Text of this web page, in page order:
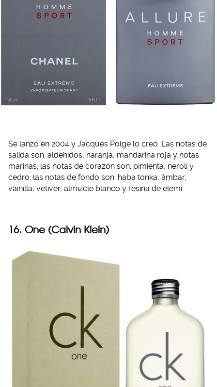
Se lanzó en 2004 y Jacques Polge lo creó. Las notas de
salida son: aldehídos, naranja, mandarina roja y notas
marinas; las notas de corazón son: pimienta, neroli y
cedro; las notas de fondo son: haba tonka, ámbar,
vainilla, vetiver, almizcle blanco y resina de elemí.
16. One (Calvin Klein)